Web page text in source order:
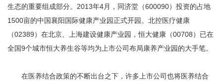
生态的重要组成部分。2013年4月，同济堂（600090）投资的占地
1500亩的中国襄阳国际健康产业园正式开园。北控医疗健康
（02389）在北京、上海建设健康产业园，恒大健康（00708）已在
全国9个城市恒大养生谷等均为上市公司布局康养产业园的大手笔。
在医养结合政策的不断出台之下，许多上市公司也将医养结合